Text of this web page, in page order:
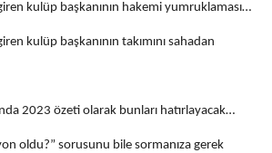
kulüp başkanının hakemi yumruklaması…
kulüp başkanının takımını sahadan
2023 özeti olarak bunları hatırlayacak…
oldu?” sorusunu bile sormanıza gerek